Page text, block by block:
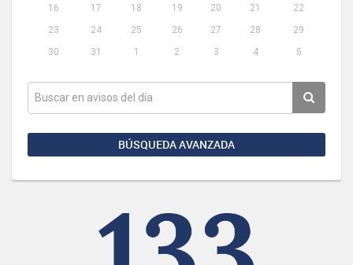
16
17 18 19 20 21
22
23
24 25 26 27 28
29
30
31 1 2 3 4 5
BÚSQUEDA AVANZADA